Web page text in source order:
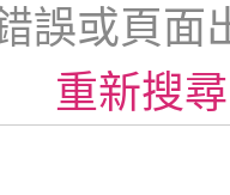
誤或頁面
重新搜尋